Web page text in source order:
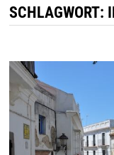
SCHLAGWORT: